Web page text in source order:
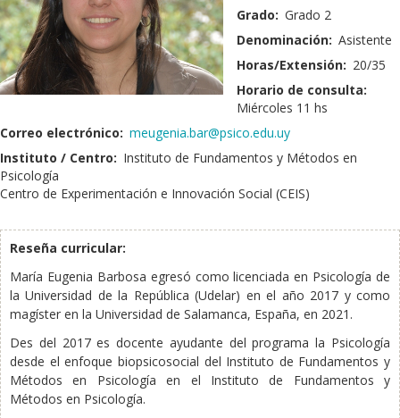
Grado: Grado 2
Denominación: Asistente
Horas/Extensión: 20/35
Horario de consulta:
Miércoles 11 hs
Correo electrónico: meugenia.bar@psico.edu.uy
Instituto / Centro: Instituto de Fundamentos y Métodos en
Psicología
Centro de Experimentación e Innovación Social (CEIS)
Reseña curricular:
María Eugenia Barbosa egresó como licenciada en Psicología de
la Universidad de la República (Udelar) en el año 2017 y como
magíster en la Universidad de Salamanca, España, en 2021.
Des del 2017 es docente ayudante del programa la Psicología
desde el enfoque biopsicosocial del Instituto de Fundamentos y
Métodos en Psicología en el Instituto de Fundamentos y
Métodos en Psicología.